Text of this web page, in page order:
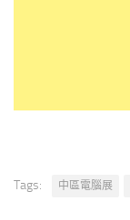
Tags: 中區電腦展